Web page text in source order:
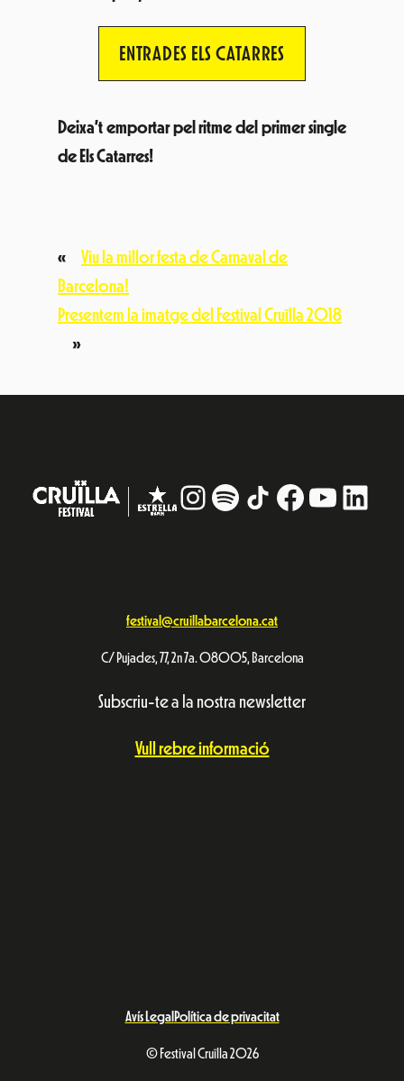
ENTRADES ELS CATARRES
Deixa’t emportar pel ritme del primer single
de Els Catarres!
«
Viu la millor festa de Carnaval de
Barcelona!
Presentem la imatge del Festival Cruïlla 2018
»
Instagram
# TikTokFacebook
festival@cruillabarcelona.cat
C/ Pujades, 77, 2n 7a. 08005, Barcelona
Subscriu-te a la nostra newsletter
Vull rebre informació
Avís Legal Política de privacitat
© Festival Cruïlla 2026